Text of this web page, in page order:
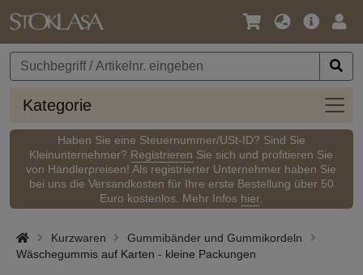
Sprache
Währung
Kategorie
Haben Sie eine Steuernummer/USt-ID? Sind Sie
Kleinunternehmer? Registrieren Sie sich und profitieren Sie
von Händlerpreisen! Als registrierter Unternehmer haben Sie
bei uns die Versandkosten für Ihre erste Bestellung über 50
Euro kostenlos. Mehr Infos hier.
Kurzwaren
Gummibänder und Gummikordeln
Wäschegummis auf Karten - kleine Packungen